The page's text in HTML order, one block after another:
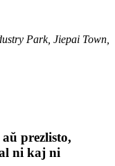
Park, Jiepai Town,
prezlisto,
ni kaj ni